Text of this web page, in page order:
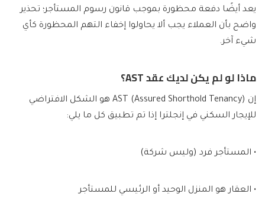
يعد أيضًا دفعة محظورة بموجب قانون رسوم المستأجر؛ تحذير
واضح بأن العملاء يجب ألا يحاولوا إخفاء التهم المحظورة كأي
شيء آخر.
ماذا لو لم يكن لديك عقد AST؟
إن AST (Assured Shorthold Tenancy) هو الشكل الافتراضي
للإيجار السكني في إنجلترا إذا تم تطبيق كل ما يلي:
• المستأجر فرد (وليس شركة)
• العقار هو المنزل الوحيد أو الرئيسي للمستأجر